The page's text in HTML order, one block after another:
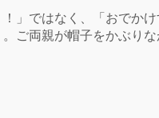
」ではなく、「おでか
ご両親が帽子をかぶり